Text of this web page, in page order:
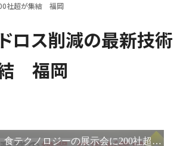
社超が集結 福岡
ロス削減の最新技術
結 福岡